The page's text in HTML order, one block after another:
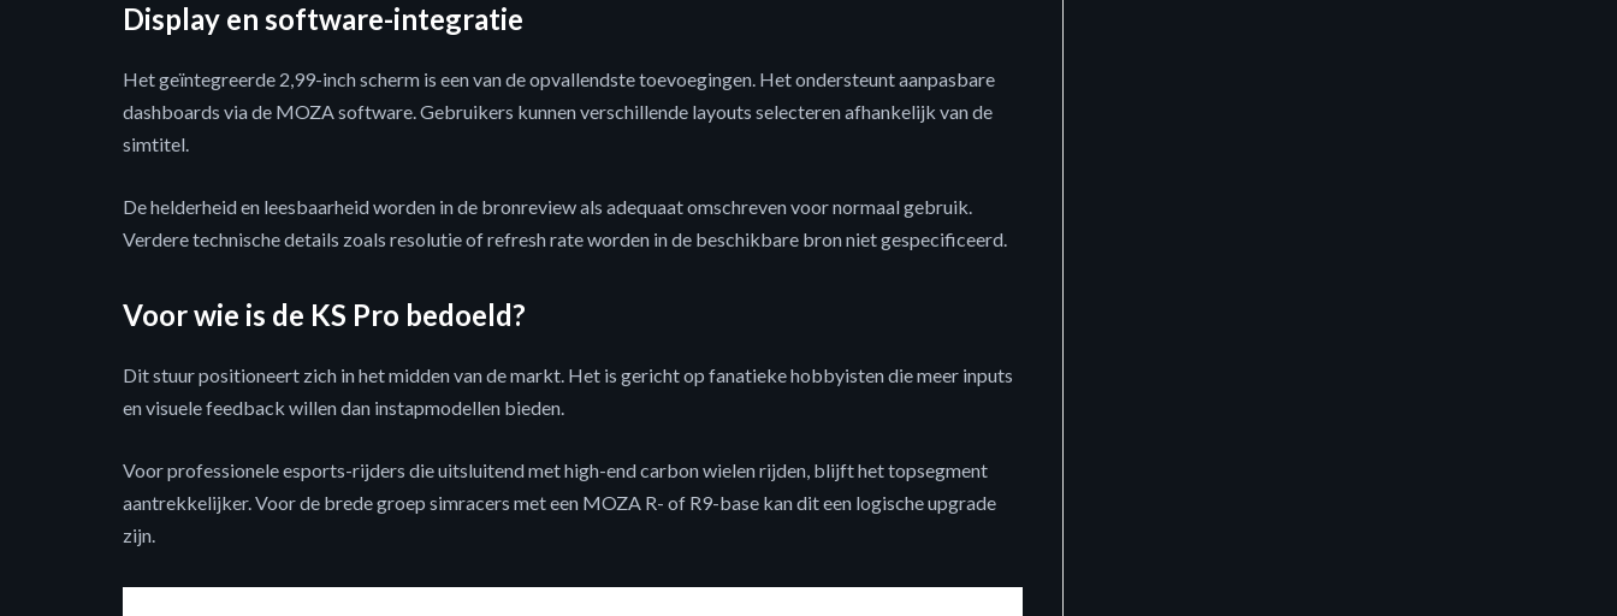
Display en software-integratie
Het geïntegreerde 2,99-inch scherm is een van de opvallendste toevoegingen. Het ondersteunt aanpasbare
dashboards via de MOZA software. Gebruikers kunnen verschillende layouts selecteren afhankelijk van de
simtitel.
De helderheid en leesbaarheid worden in de bronreview als adequaat omschreven voor normaal gebruik.
Verdere technische details zoals resolutie of refresh rate worden in de beschikbare bron niet gespecificeerd.
Voor wie is de KS Pro bedoeld?
Dit stuur positioneert zich in het midden van de markt. Het is gericht op fanatieke hobbyisten die meer inputs
en visuele feedback willen dan instapmodellen bieden.
Voor professionele esports-rijders die uitsluitend met high-end carbon wielen rijden, blijft het topsegment
aantrekkelijker. Voor de brede groep simracers met een MOZA R- of R9-base kan dit een logische upgrade
zijn.